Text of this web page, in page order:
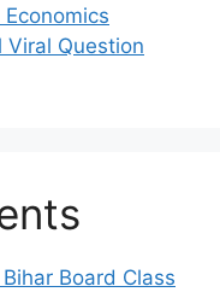
Viral Question
Board Class